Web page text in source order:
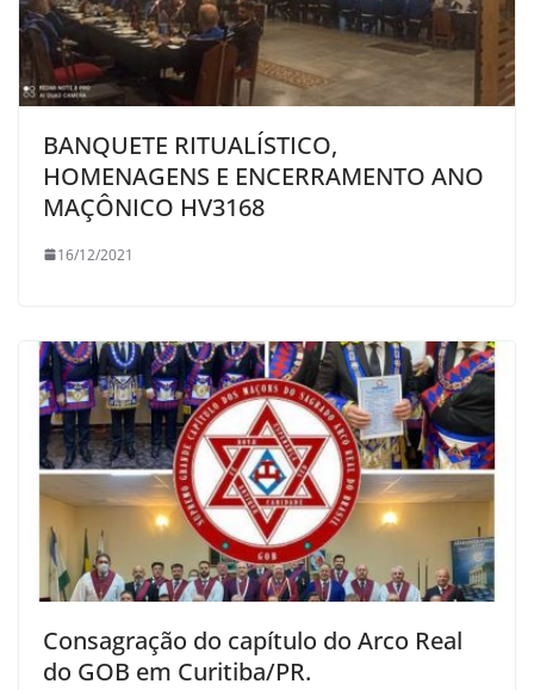
BANQUETE RITUALÍSTICO,
HOMENAGENS E ENCERRAMENTO ANO
MAÇÔNICO HV3168
16/12/2021
Consagração do capítulo do Arco Real
do GOB em Curitiba/PR.